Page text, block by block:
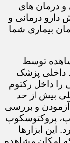
و درمان های
دارو درمانی و
بیماری شما
توسط
داخلی پزشک
داخل رکتوم
بیش از حد
و بررسی
پروکتوسکوپ
این ابزارها
امکان مشاهده